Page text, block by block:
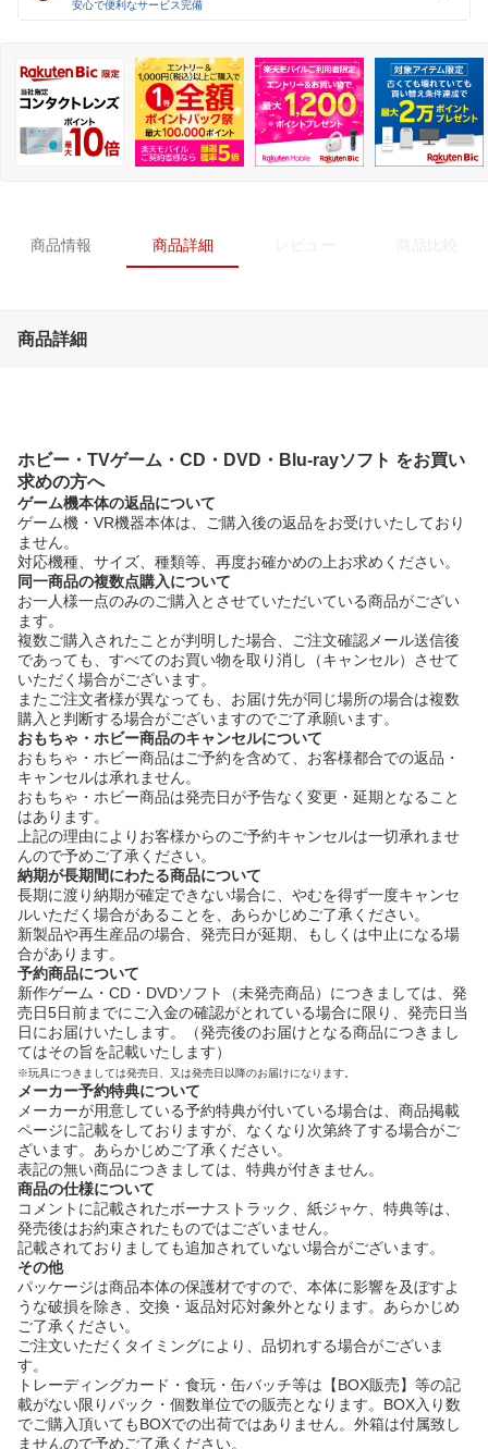
安心で便利なサービス完備
商品情報 商品詳細
商品詳細
ホビー・TVゲーム・CD・DVD・Blu-rayソフト をお買い
求めの方へ
ゲーム機本体の返品について
ゲーム機・VR機器本体は、ご購入後の返品をお受けいたしており
ません。
対応機種、サイズ、種類等、再度お確かめの上お求めください。
同一商品の複数点購入について
お一人様一点のみのご購入とさせていただいている商品がござい
ます。
複数ご購入されたことが判明した場合、ご注文確認メール送信後
であっても、すべてのお買い物を取り消し（キャンセル）させて
いただく場合がございます。
またご注文者様が異なっても、お届け先が同じ場所の場合は複数
購入と判断する場合がございますのでご了承願います。
おもちゃ・ホビー商品のキャンセルについて
おもちゃ・ホビー商品はご予約を含めて、お客様都合での返品・
キャンセルは承れません。
おもちゃ・ホビー商品は発売日が予告なく変更・延期となること
はあります。
上記の理由によりお客様からのご予約キャンセルは一切承れませ
んので予めご了承ください。
納期が長期間にわたる商品について
長期に渡り納期が確定できない場合に、やむを得ず一度キャンセ
ルいただく場合があることを、あらかじめご了承ください。
新製品や再生産品の場合、発売日が延期、もしくは中止になる場
合があります。
予約商品について
新作ゲーム・CD・DVDソフト（未発売商品）につきましては、発
売日5日前までにご入金の確認がとれている場合に限り、発売日当
日にお届けいたします。（発売後のお届けとなる商品につきまし
てはその旨を記載いたします）
※玩具につきましては発売日、又は発売日以降のお届けになります。
メーカー予約特典について
メーカーが用意している予約特典が付いている場合は、商品掲載
ページに記載をしておりますが、なくなり次第終了する場合がご
ざいます。あらかじめご了承ください。
表記の無い商品につきましては、特典が付きません。
商品の仕様について
コメントに記載されたボーナストラック、紙ジャケ、特典等は、
発売後はお約束されたものではございません。
記載されておりましても追加されていない場合がございます。
その他
パッケージは商品本体の保護材ですので、本体に影響を及ぼすよ
うな破損を除き、交換・返品対応対象外となります。あらかじめ
ご了承ください。
ご注文いただくタイミングにより、品切れする場合がございま
す。
トレーディングカード・食玩・缶バッチ等は【BOX販売】等の記
載がない限りパック・個数単位での販売となります。BOX入り数
でご購入頂いてもBOXでの出荷ではありません。外箱は付属致し
ませんので予めご了承ください。